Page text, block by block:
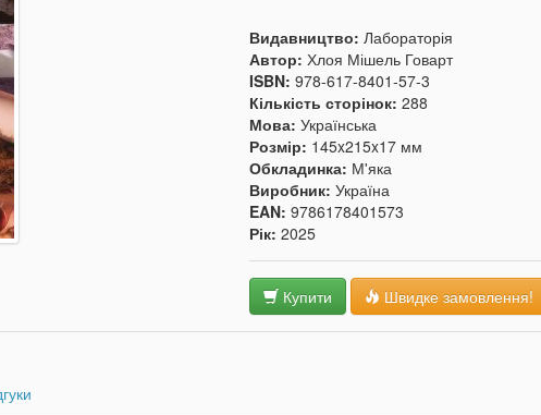
Видавництво:Лабораторія
Автор:Хлоя Мішель Говарт
ISBN:978-617-8401-57-3
Кількість сторінок:288
Мова:Українська
Розмір: 145x215x17 мм
Обкладинка: М'яка
Виробник:Україна
EAN:9786178401573
Рік:2025
Купити Швидке замовлення!